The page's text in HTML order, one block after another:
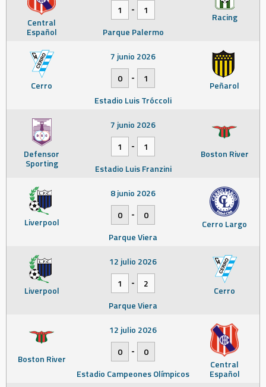
Central
Español
Racing
1
-
1
Parque Palermo
Cerro Peñarol
7 junio 2026
0
-
1
Estadio Luis Tróccoli
Defensor
Sporting
Boston River
7 junio 2026
1
-
1
Estadio Luis Franzini
Liverpool Cerro Largo
8 junio 2026
0
-
0
Parque Viera
Liverpool Cerro
12 julio 2026
1
-
2
Parque Viera
Boston River Central
Español
12 julio 2026
0
-
0
Estadio Campeones Olímpicos